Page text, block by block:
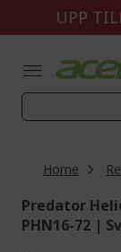
UPP
Home
Predator
PHN16-72 |